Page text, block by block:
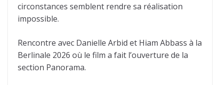
circonstances semblent rendre sa réalisation
impossible.
Rencontre avec Danielle Arbid et Hiam Abbass à la
Berlinale 2026 où le film a fait l’ouverture de la
section Panorama.